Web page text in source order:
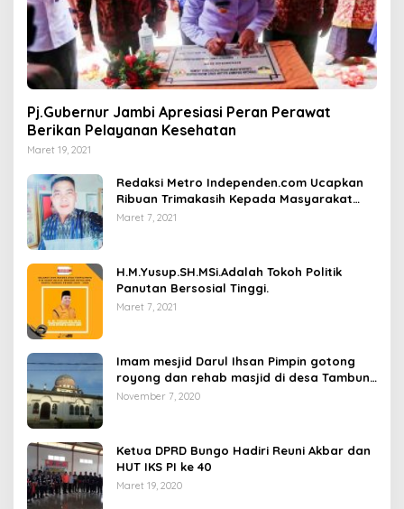
Pj.Gubernur Jambi Apresiasi Peran Perawat
Berikan Pelayanan Kesehatan
Maret 19, 2021
Redaksi Metro Independen.com Ucapkan
Ribuan Trimakasih Kepada Masyarakat
Pengunjung Dan Pembaca.
Maret 7, 2021
H.M.Yusup.SH.MSi.Adalah Tokoh Politik
Panutan Bersosial Tinggi.
Maret 7, 2021
Imam mesjid Darul Ihsan Pimpin gotong
royong dan rehab masjid di desa Tambun
Arang Kecamatan Sumay, kabupaten tebo
November 7, 2020
Ketua DPRD Bungo Hadiri Reuni Akbar dan
HUT IKS PI ke 40
Maret 19, 2020